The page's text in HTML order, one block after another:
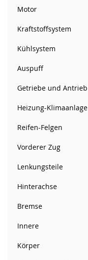
Motor
Kraftstoffsystem
Kühlsystem
Auspuff
Getriebe und Antrieb
Heizung-Klimaanlage
Reifen-Felgen
Vorderer Zug
Lenkungsteile
Hinterachse
Bremse
Innere
Körper